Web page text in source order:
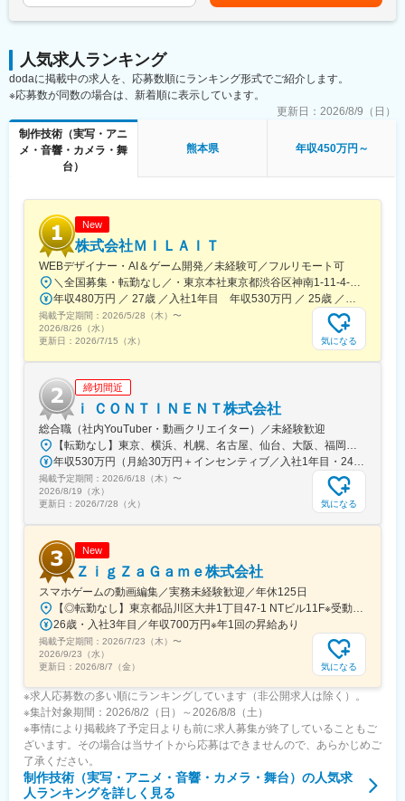
イターとの連携による提案の具体化
・受注案件の進行管理やクライアント折衝、期待値コントロー
ル、継続案件・アップセルに向けた関係構築
・中長期的なパートナーシップ構築、将来的には新規事業立ち上
げやアライアンス推進にも関与
■扱うサービス
企業VP、広告動画、SNS向けコンテンツ等、デジタルマーケティ
■就業環境
原則フルリモート勤務で、稼働時間や場所は自由。既存案件との
兼務も可能です。
変更の範囲：会社の定める業務
でも目安の金額であり、選考を通じて上下する可能性がありま
す。月給(月額)は固定手当を含めた表記です。
人気求人ランキング
dodaに掲載中の求人を、応募数順にランキング形式でご紹介します。
※応募数が同数の場合は、新着順に表示しています。
更新日： 2026/8/9（日）
制作技術（実写・アニ
メ・音響・カメラ・舞
台）
熊本県 年収450万円～
New
株式会社ＭＩＬＡＩＴ
WEBデザイナー・AI＆ゲーム開発／未経験可／フルリモート可
＼全国募集・転勤なし／・東京本社東京都渋谷区神南1-11-4-5F・東京支社東京都港区六本木6-10-1 六本木ヒルズ森タワー・大阪支社：大阪府大阪市北区梅田2-4-9 ブリーゼタワー1-2F・他各地のプロジェクト先※勤務地は希望を最大限考慮して決定します。※転勤なし、Uターン・Iターン歓迎※実務経験者（即戦力枠）の方は、フルリモート（完全在宅勤務）OKです。【アクセス】・東京本社各線「渋谷駅」より徒歩3分・東京支社各線「六本木駅」より徒歩3分・大阪支社JR各線「大阪駅」「梅田駅」より徒歩6分OsakaMetro四つ橋線「西梅田駅」より徒歩3分JR東西線・学研都市線「北新地駅」より徒歩3分
年収480万円 ／ 27歳 ／入社1年目 年収530万円 ／ 25歳 ／入社3年目
掲載予定期間： 2026/5/28（木） 〜
2026/8/26（水）
更新日： 2026/7/15（水） 気になる
締切間近
ｉ ＣＯＮＴＩＮＥＮＴ株式会社
総合職（社内YouTuber・動画クリエイター）／未経験歓迎
【転勤なし】東京、横浜、札幌、名古屋、仙台、大阪、福岡など全国各地に勤務地多数！◎各勤務地へ直行直帰OK└居住地を考慮し勤務先を決定します◎入社後、経験・スキルに伴い在宅、リモート案件もあり【東京渋谷本社】東京都渋谷区渋谷2-21-1 渋谷ヒカリエ33F【東京BPOセンター】東京都多摩市鶴牧1丁目4-17 いずみビル7F【東京南池袋オフィス】東京都豊島区南池袋1-12-7 MIビル9F【東京西新宿オフィス】東京都新宿区西新宿三丁目3-13 西新宿水間ビル6F【横浜オフィス】神奈川県横浜市西区北幸2丁目10-28 むつみビル3F【札幌オフィス】北海道札幌市北区北7条西4丁目1番地1 トーカン札幌第一キャステール607【仙台オフィス】宮城県仙台市青葉区本町1-5-28 カーニープレイス仙台駅前通6F【名古屋オフィス】愛知県名古屋市中区栄5-26-39 GS栄ビル3F【大阪オフィス】大阪府大阪市中央区南船場4-10-5 南船場SOHOビル7F【福岡オフィス】福岡県福岡市博多区博多駅前3-7-35 博多ハイテックビル5F
年収530万円（月給30万円＋インセンティブ／入社1年目・24歳） 年収770万円（月給35万円＋インセンティブ／入社3年目・29歳）
掲載予定期間： 2026/6/18（木） 〜
2026/8/19（水）
更新日： 2026/7/28（火） 気になる
New
ＺｉｇＺａＧａｍｅ株式会社
スマホゲームの動画編集／実務未経験歓迎／年休125日
【◎転勤なし】東京都品川区大井1丁目47-1 NTビル11F※受動喫煙対策あり：敷地内禁煙（喫煙場所あり）※今回募集するポジションは、出社での勤務が前提になります※遠方にお住まいであれば、試用期間中は住居（家賃・光熱費等会社負担）の提供が可能です
26歳・入社3年目／年収700万円※年1回の昇給あり
掲載予定期間： 2026/7/23（木） 〜
2026/9/23（水）
更新日： 2026/8/7（金） 気になる
※求人応募数の多い順にランキングしています（非公開求人は除く）。
※集計対象期間：2026/8/2（日）～2026/8/8（土）
※事情により掲載終了予定日よりも前に求人募集が終了していることもご
ざいます。その場合は当サイトから応募はできませんので、あらかじめご
了承ください。
制作技術（実写・アニメ・音響・カメラ・舞台） の人気求
人ランキングを詳しく見る